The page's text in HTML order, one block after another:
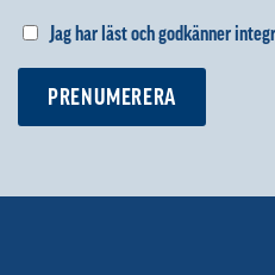
Jag har läst och godkänner
PRENUMERERA